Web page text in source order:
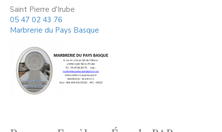
Saint Pierre d'Irube
05 47 02 43 76
Marbrerie du Pays Basque